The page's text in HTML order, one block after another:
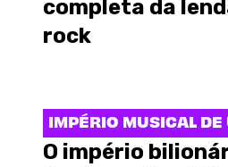
completa da
rock
IMPÉRIO MUSICAL DE
O império